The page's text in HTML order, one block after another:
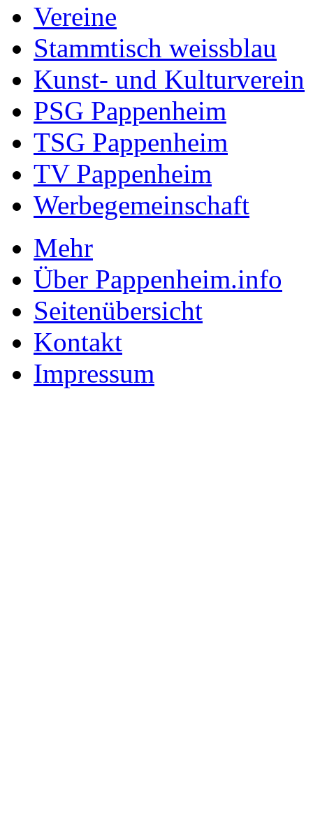
Vereine
Stammtisch weissblau
Kunst- und Kulturverein
PSG Pappenheim
TSG Pappenheim
TV Pappenheim
Werbegemeinschaft
Mehr
Über Pappenheim.info
Seitenübersicht
Kontakt
Impressum